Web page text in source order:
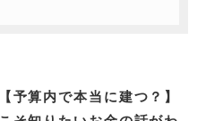
予算内で本当に建つ？】